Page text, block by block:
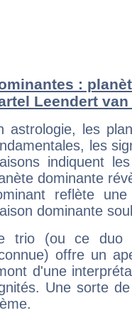
:
Leendert van
astrologie, les
les
indiquent
dominante
reflète
dominante
trio (ou ce duo
offre un
d'une
Une sorte